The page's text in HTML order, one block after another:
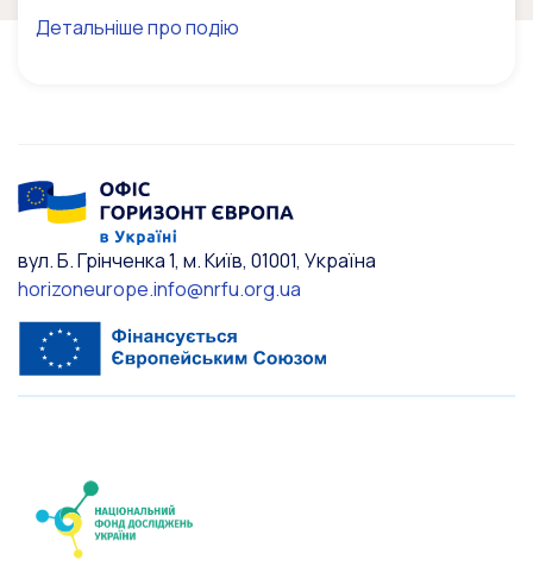
Детальніше про подію
вул. Б. Грінченка 1, м. Київ, 01001, Україна
horizoneurope.info@nrfu.org.ua